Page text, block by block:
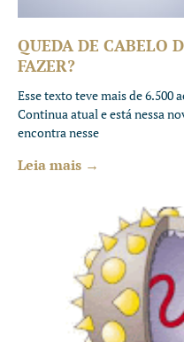
QUEDA DE CABELO
FAZER?
Esse texto teve mais de 6.500
Continua atual e está nessa
encontra nesse
Leia mais →